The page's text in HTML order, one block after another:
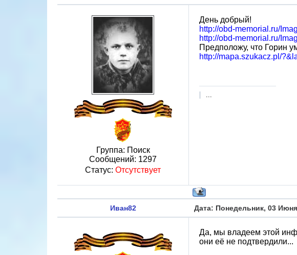
Группа: Поиск
Сообщений: 1297
Статус: Отсутствует
День добрый!
http://obd-memorial.ru/
http://obd-memorial.ru/
Предположу, что Горин
http://mapa.szukacz.pl/
...
Иван82 Дата: Понедельник, 03
Да, мы владеем этой
они её не подтвердили...